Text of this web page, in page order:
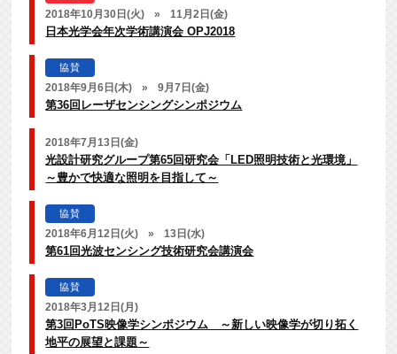
2018年10月30日(火) » 11月2日(金)
日本光学会年次学術講演会 OPJ2018
協賛
2018年9月6日(木) » 9月7日(金)
第36回レーザセンシングシンポジウム
2018年7月13日(金)
光設計研究グループ第65回研究会「LED照明技術と光環境」
～豊かで快適な照明を目指して～
協賛
2018年6月12日(火) » 13日(水)
第61回光波センシング技術研究会講演会
協賛
2018年3月12日(月)
第3回PoTS映像学シンポジウム ～新しい映像学が切り拓く
地平の展望と課題～